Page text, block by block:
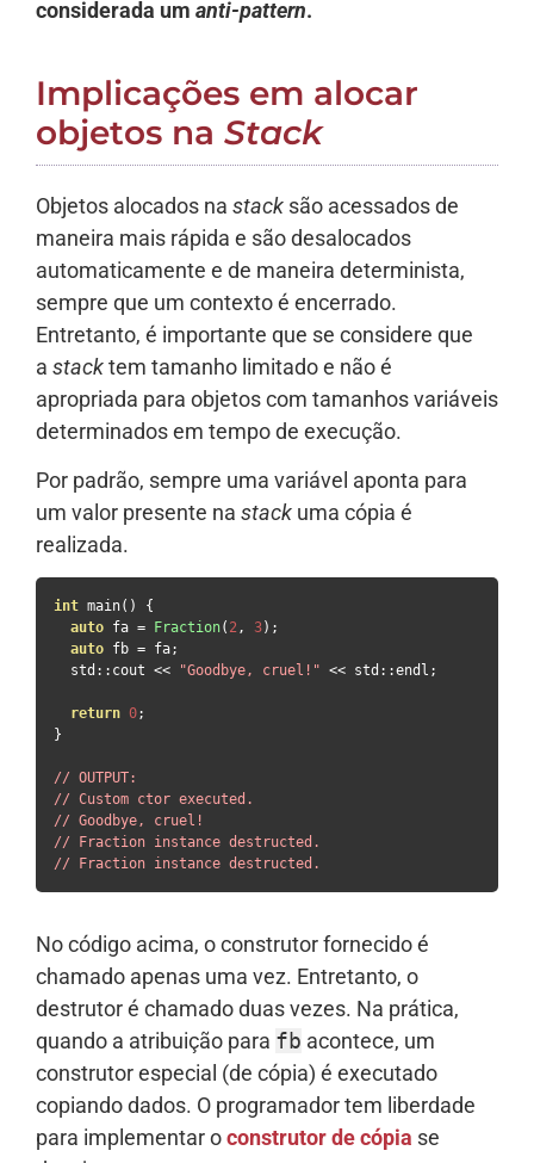
considerada um anti-pattern.
Implicações em alocar
objetos na Stack
Objetos alocados na stack são acessados de
maneira mais rápida e são desalocados
automaticamente e de maneira determinista,
sempre que um contexto é encerrado.
Entretanto, é importante que se considere que
a stacktem tamanho limitado e não é
apropriada para objetos com tamanhos variáveis
determinados em tempo de execução.
Por padrão, sempre uma variável aponta para
um valor presente na stack uma cópia é
realizada.
int main()
{
auto fa = Fraction( 2, 3);
auto fb = fa;
  std
:: cout << "Goodbye, cruel!" << std ::endl ;
return 0;
}
// OUTPUT:
// Custom ctor executed.
// Goodbye, cruel!
// Fraction instance destructed.
// Fraction instance destructed.
No código acima, o construtor fornecido é
chamado apenas uma vez. Entretanto, o
destrutor é chamado duas vezes. Na prática,
quando a atribuição para fb acontece, um
construtor especial (de cópia) é executado
copiando dados. O programador tem liberdade
para implementar oconstrutor de cópia se